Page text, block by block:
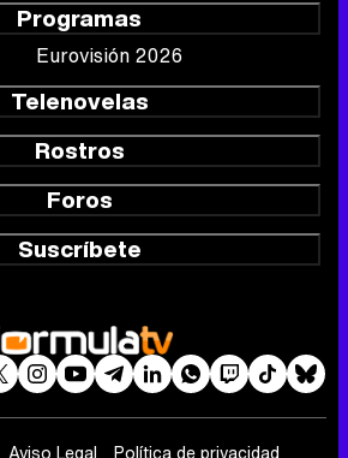
Programas
Eurovisión 2026
Telenovelas
Rostros
Foros
Suscríbete
Aviso Legal Política de privacidad